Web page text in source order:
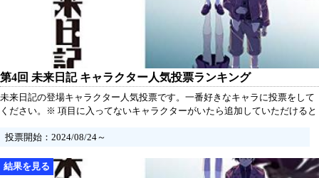
第4回 未来日記 キャラクター人気投票ランキング
未来日記の登場キャラクター人気投票です。一番好きなキャラに投票をして
ください。※ 項目に入ってないキャラクターがいたら追加していただけると
投票開始：2024/08/24～